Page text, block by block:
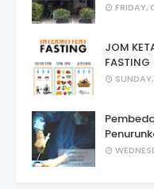
FRIDAY,
JOM
FASTING